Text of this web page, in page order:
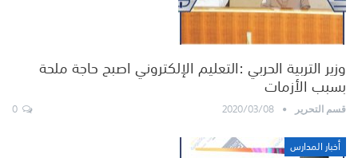
وزير التربية الحربي :التعليم الإلكتروني اصبح حاجة ملحة
بسبب الأزمات
قسم التحرير 2020/03/08
أخبار المدارس